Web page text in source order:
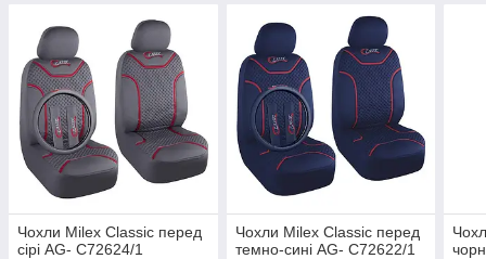
Чохли Milex Classic перед
сірі AG- C72624/1
Чохли Milex Classic перед
темно-сині AG- C72622/1